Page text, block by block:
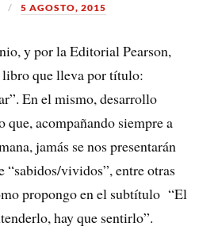
5 AGOSTO, 2015
y por la Editorial Pearson,
que lleva por título:
En el mismo, desarrollo
que, acompañando siempre a
jamás se nos presentarán
“sabidos/vividos”, entre otras
propongo en el subtítulo “El
hay que sentirlo”.